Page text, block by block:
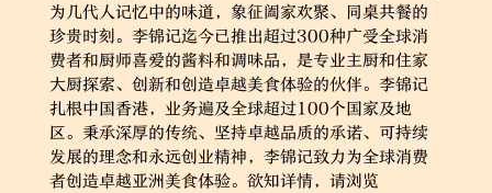
为几代人记忆中的味道，象征阖家欢聚、同桌共餐的
珍贵时刻。李锦记迄今已推出超过300种广受全球消
费者和厨师喜爱的酱料和调味品，是专业主厨和住家
大厨探索、创新和创造卓越美食体验的伙伴。李锦记
扎根中国香港，业务遍及全球超过100个国家及地
区。秉承深厚的传统、坚持卓越品质的承诺、可持续
发展的理念和永远创业精神，李锦记致力为全球消费
者创造卓越亚洲美食体验。欲知详情，请浏览